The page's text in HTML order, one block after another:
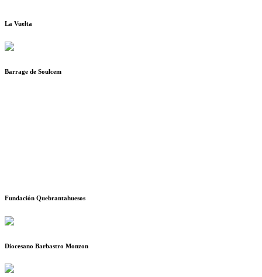
La Vuelta
Barrage de Soulcem
Fundación Quebrantahuesos
Diocesano Barbastro Monzon